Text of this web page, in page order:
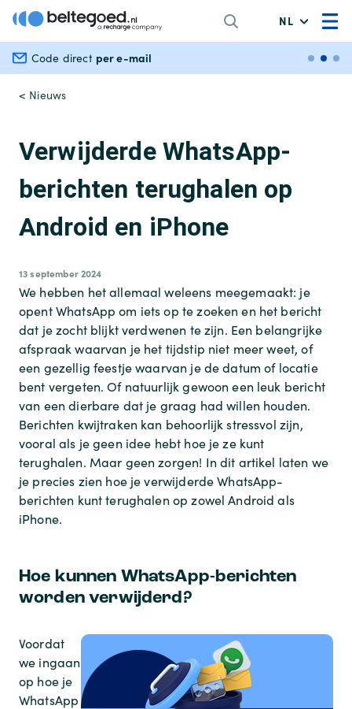
NL
Code direct per e-mail
< Nieuws
Verwijderde WhatsApp-
berichten terughalen op
Android en iPhone
13 september 2024
We hebben het allemaal weleens meegemaakt: je
opent WhatsApp om iets op te zoeken en het bericht
dat je zocht blijkt verdwenen te zijn. Een belangrijke
afspraak waarvan je het tijdstip niet meer weet, of
een gezellig feestje waarvan je de datum of locatie
bent vergeten. Of natuurlijk gewoon een leuk bericht
van een dierbare dat je graag had willen houden.
Berichten kwijtraken kan behoorlijk stressvol zijn,
vooral als je geen idee hebt hoe je ze kunt
terughalen. Maar geen zorgen! In dit artikel laten we
je precies zien hoe je verwijderde WhatsApp-
berichten kunt terughalen op zowel Android als
iPhone.
Hoe kunnen WhatsApp-berichten
worden verwijderd?
Voordat
we ingaan
op hoe je
WhatsApp